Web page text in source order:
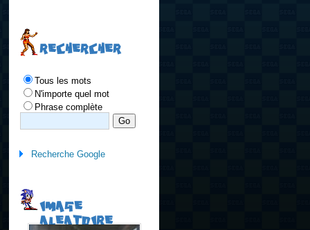
RECHERCHER
Tous les mots
N'importe quel mot
Phrase complète
Recherche Google
IMAGE
ALEATOIRE